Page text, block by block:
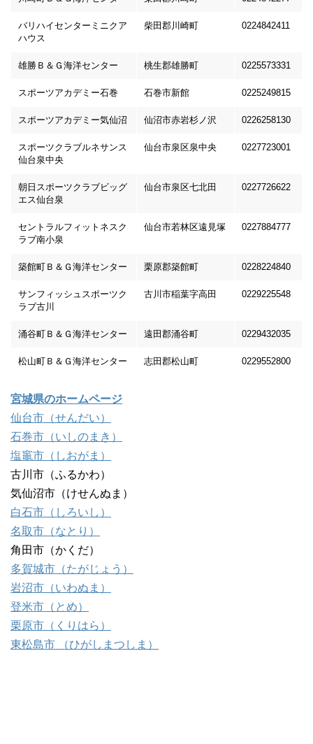
バリハイセンターミニクア
ハウス
柴田郡川崎町 0224842411
雄勝Ｂ＆Ｇ海洋センター 桃生郡雄勝町 0225573331
スポーツアカデミー石巻 石巻市新館 0225249815
スポーツアカデミー気仙沼 仙沼市赤岩杉ノ沢 0226258130
スポーツクラブルネサンス
仙台泉中央
仙台市泉区泉中央 0227723001
朝日スポーツクラブビッグ
エス仙台泉
仙台市泉区七北田 0227726622
セントラルフィットネスク
ラブ南小泉
仙台市若林区遠見塚 0227884777
築館町Ｂ＆Ｇ海洋センター 栗原郡築館町 0228224840
サンフィッシュスポーツク
ラブ古川
古川市稲葉字高田 0229225548
涌谷町Ｂ＆Ｇ海洋センター 遠田郡涌谷町 0229432035
松山町Ｂ＆Ｇ海洋センター 志田郡松山町 0229552800
宮城県のホームページ
仙台市（せんだい）
石巻市（いしのまき）
塩竈市（しおがま）
古川市（ふるかわ）
気仙沼市（けせんぬま）
白石市（しろいし）
名取市（なとり）
角田市（かくだ）
多賀城市（たがじょう）
岩沼市（いわぬま）
登米市（とめ）
栗原市（くりはら）
東松島市 （ひがしまつしま）